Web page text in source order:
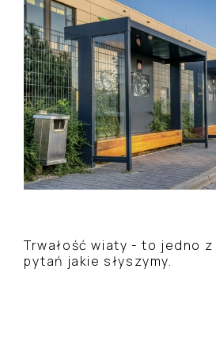
Trwałość wiaty - to jedno
pytań jakie słyszymy.